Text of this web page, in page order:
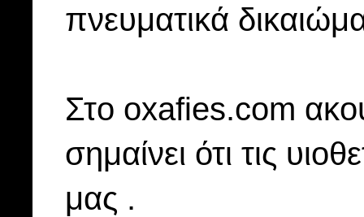
πνευματικά
Στo oxafies.com
σημαίνει ότι τις
μας .